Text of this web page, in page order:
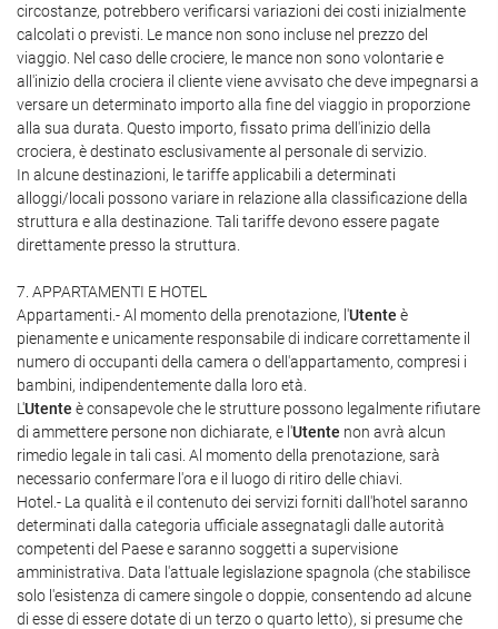
circostanze, potrebbero verificarsi variazioni dei costi inizialmente
calcolati o previsti. Le mance non sono incluse nel prezzo del
viaggio. Nel caso delle crociere, le mance non sono volontarie e
all'inizio della crociera il cliente viene avvisato che deve impegnarsi a
versare un determinato importo alla fine del viaggio in proporzione
alla sua durata. Questo importo, fissato prima dell'inizio della
crociera, è destinato esclusivamente al personale di servizio.
In alcune destinazioni, le tariffe applicabili a determinati
alloggi/locali possono variare in relazione alla classificazione della
struttura e alla destinazione. Tali tariffe devono essere pagate
direttamente presso la struttura.
7. APPARTAMENTI E HOTEL
Appartamenti.- Al momento della prenotazione, l'Utente è
pienamente e unicamente responsabile di indicare correttamente il
numero di occupanti della camera o dell'appartamento, compresi i
bambini, indipendentemente dalla loro età.
L'Utente è consapevole che le strutture possono legalmente rifiutare
di ammettere persone non dichiarate, e l'Utente non avrà alcun
rimedio legale in tali casi. Al momento della prenotazione, sarà
necessario confermare l'ora e il luogo di ritiro delle chiavi.
Hotel.- La qualità e il contenuto dei servizi forniti dall'hotel saranno
determinati dalla categoria ufficiale assegnatagli dalle autorità
competenti del Paese e saranno soggetti a supervisione
amministrativa. Data l'attuale legislazione spagnola (che stabilisce
solo l'esistenza di camere singole o doppie, consentendo ad alcune
di esse di essere dotate di un terzo o quarto letto), si presume che